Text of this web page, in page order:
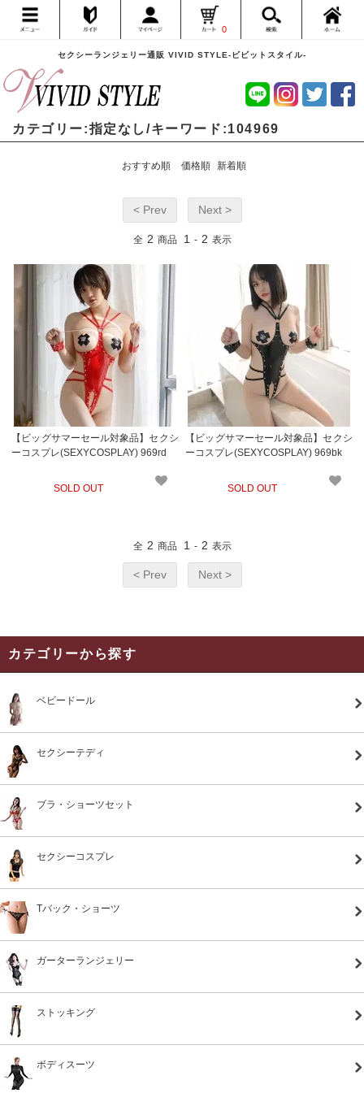
セクシーランジェリー通販 VIVID STYLE-ビビットスタイル-
0
カテゴリー:指定なし/キーワード:104969
おすすめ順 価格順 新着順
< Prev Next >
全 2 商品 1 - 2 表示
【ビッグサマーセール対象品】セクシ
ーコスプレ(SEXYCOSPLAY) 969rd
SOLD OUT
【ビッグサマーセール対象品】セクシ
ーコスプレ(SEXYCOSPLAY) 969bk
SOLD OUT
全 2 商品 1 - 2 表示
< Prev Next >
カテゴリーから探す
ベビードール
セクシーテディ
ブラ・ショーツセット
セクシーコスプレ
Tバック・ショーツ
ガーターランジェリー
ストッキング
ボディスーツ